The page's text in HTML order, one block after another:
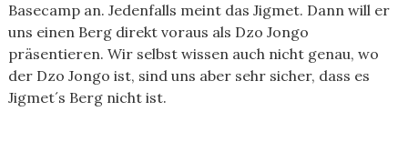
Basecamp an. Jedenfalls meint das Jigmet. Dann will er
uns einen Berg direkt voraus als Dzo Jongo
präsentieren. Wir selbst wissen auch nicht genau, wo
der Dzo Jongo ist, sind uns aber sehr sicher, dass es
Jigmet´s Berg nicht ist.